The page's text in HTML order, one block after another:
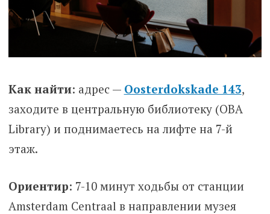
Как найти: адрес — Oosterdokskade 143,
заходите в центральную библиотеку (OBA
Library) и поднимаетесь на лифте на 7-й
этаж.
Ориентир: 7-10 минут ходьбы от станции
Amsterdam Centraal в направлении музея